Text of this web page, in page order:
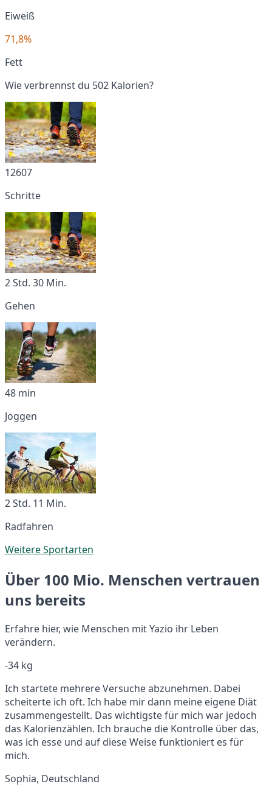
Eiweiß
71,8%
Fett
Wie verbrennst du 502 Kalorien?
12607
Schritte
2 Std. 30 Min.
Gehen
48 min
Joggen
2 Std. 11 Min.
Radfahren
Weitere Sportarten
Über 100 Mio. Menschen vertrauen
uns bereits
Erfahre hier, wie Menschen mit Yazio ihr Leben
verändern.
-34 kg
Ich startete mehrere Versuche abzunehmen. Dabei
scheiterte ich oft. Ich habe mir dann meine eigene Diät
zusammengestellt. Das wichtigste für mich war jedoch
das Kalorienzählen. Ich brauche die Kontrolle über das,
was ich esse und auf diese Weise funktioniert es für
mich.
Sophia, Deutschland